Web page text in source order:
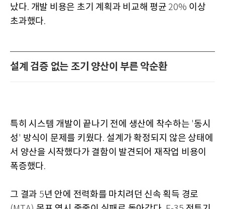
났다. 개발 비용은 초기 계획과 비교해 평균 20% 이상
초과했다.
설계 검증 없는 조기 양산이 부른 악순환
특히 시스템 개발이 끝나기 전에 생산에 착수하는 '동시
성' 방식이 문제를 키웠다. 설계가 확정되지 않은 상태에
서 양산을 시작했다가 결함이 발견되어 재작업 비용이
폭증했다.
그 결과 5년 안에 전력화를 마치려던 신속 획득 경로